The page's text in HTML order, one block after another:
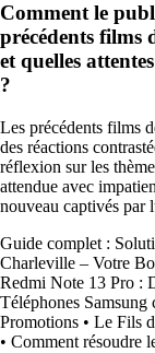
Comment le
précédents films
et quelles
?
Les précédents films
des réactions
réflexion sur les
attendue avec
nouveau captivés par
Guide complet :
Charleville – Votre
Redmi Note 13 Pro :
Téléphones
Promotions • Le Fils
• Comment résoudre